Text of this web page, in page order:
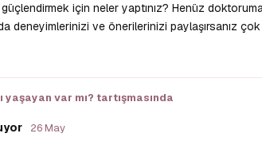
güçlendirmek için neler yaptınız? Henüz
deneyimlerinizi ve önerilerinizi paylaşırsanız
yaşayan var mı? tartışmasında
26 May